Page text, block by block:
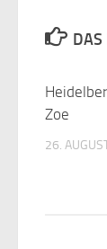
DAS
Zoe
26.